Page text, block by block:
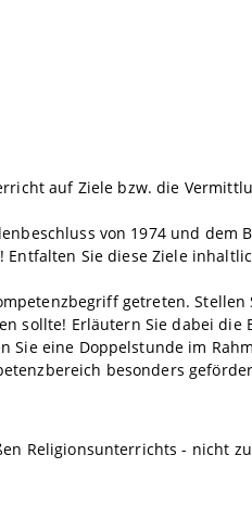
auf Ziele bzw. die
von 1974 und dem
Sie diese Ziele
getreten.
sollte! Erläutern Sie dabei die
Sie eine Doppelstunde im
besonders
Religionsunterrichts - nicht